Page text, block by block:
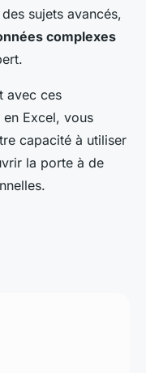
sujets avancés,
complexes
avec ces
Excel, vous
capacité à utiliser
la porte à de